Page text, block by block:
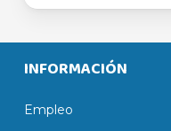
INFORMACIÓN
Empleo